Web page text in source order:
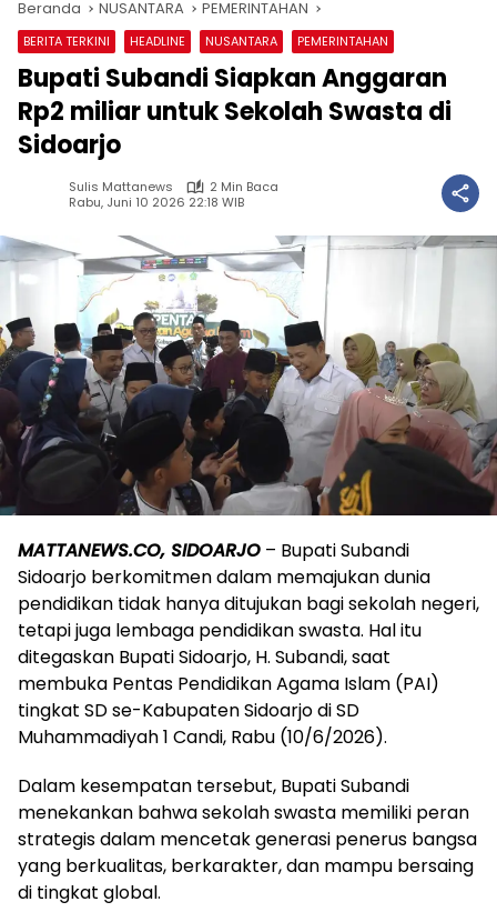
Beranda NUSANTARA PEMERINTAHAN
BERITA TERKINI HEADLINE NUSANTARA PEMERINTAHAN
Bupati Subandi Siapkan Anggaran
Rp2 miliar untuk Sekolah Swasta di
Sidoarjo
Sulis Mattanews
2 Min Baca
Rabu, Juni 10 2026 22:18 WIB
MATTANEWS.CO, SIDOARJO – Bupati Subandi
Sidoarjo berkomitmen dalam memajukan dunia
pendidikan tidak hanya ditujukan bagi sekolah negeri,
tetapi juga lembaga pendidikan swasta. Hal itu
ditegaskan Bupati Sidoarjo, H. Subandi, saat
membuka Pentas Pendidikan Agama Islam (PAI)
tingkat SD se-Kabupaten Sidoarjo di SD
Muhammadiyah 1 Candi, Rabu (10/6/2026).
Dalam kesempatan tersebut, Bupati Subandi
menekankan bahwa sekolah swasta memiliki peran
strategis dalam mencetak generasi penerus bangsa
yang berkualitas, berkarakter, dan mampu bersaing
di tingkat global.